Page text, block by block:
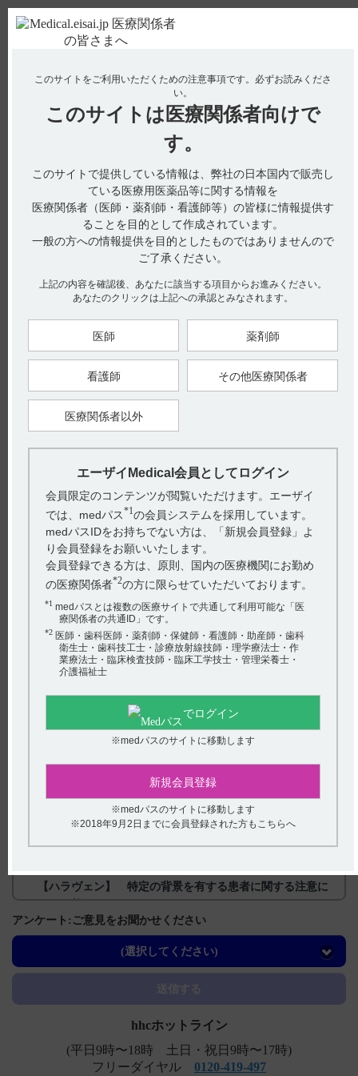
使用期限検索 Drug Information
No : 19174
【フィコンパ・点滴静注】 授乳婦への投与につ
いて教えてください。
電子添文には、授乳婦への投与について以下の記載がありま
9. 特定の背景を有する患者に関する注意
治療上の有益性及び母乳栄養の有益性を考慮し、授乳の継続又
は中止を検討すること。授乳ラットに投与したとき、ペランパ
ネル又はその代謝物が乳汁中へ移行することが報告されてい
インタビューフォームには、乳汁への移行性について以下の記
■乳汁への移行性（引用2）
分娩後10日の雌白色ラットに
単回経口投与したとき、乳汁中に放射能が排泄された。乳汁中
られた。乳汁中の放射能の大部分は未変化体であった。（引用
【引用】
1）フィコンパ点滴静注用2mg電子添文 2024年4月改訂（第2
版） 9. 特定の背景を有する患者に関する注意 9.6 授乳婦
2）フィコンパ点滴静注用2mgインタビューフォーム 2024年4月
改訂（第2版） VII．薬物動態に関する項目 5．分布 （3）乳汁
への移行性
3）社内資料：ペランパネルのラットに単回投与したときの乳
0040］
【更新年月】
2025年5月
戻る
【ハラヴェン】 特定の背景を有する患者に関する注意に
【ムコフィリン】 効能及び効果について教えてくださ
アンケート:ご意見をお聞かせください
(選択してください)
このサイトをご利用いただくための注意事項です。 必ずお読みくださ
い。
このサイトは 医療関係者向けで
す。
このサイトで提供している情報は、弊社の日本国内で販売し
ている医療用医薬品等に関する情報を
医療関係者（医師・薬剤師・看護師等）の皆様に情報提供す
ることを目的として作成されています。
一般の方への情報提供を目的としたものではありませんので
ご了承ください。
上記の内容を確認後、あなたに該当する項目からお進みください。
あなたのクリックは上記への承認とみなされます。
医師 薬剤師
看護師 その他医療関係者
医療関係者以外
エーザイMedical会員としてログイン
会員限定のコンテンツが閲覧いただけます。エーザイ
では、medパス*1の会員システムを採用しています。
medパスIDをお持ちでない方は、「新規会員登録」よ
り会員登録をお願いいたします。
会員登録できる方は、原則、国内の医療機関にお勤め
の医療関係者*2の方に限らせていただいております。
*1 medパスとは複数の医療サイトで共通して利用可能な「医
療関係者の共通ID」です。
*2 医師・歯科医師・薬剤師・保健師・看護師・助産師・歯科
衛生士・歯科技工士・診療放射線技師・理学療法士・作
業療法士・臨床検査技師・臨床工学技士・管理栄養士・
介護福祉士
でログイン
※medパスのサイトに移動します
新規会員登録
※medパスのサイトに移動します
※2018年9月2日までに会員登録された方もこちらへ
hhcホットライン
(平日9時〜18時 土日・祝日9時〜17時)
フリーダイヤル 0120-419-497